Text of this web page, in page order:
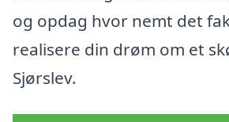
og opdag hvor nemt det
realisere din drøm om et
Sjørslev.